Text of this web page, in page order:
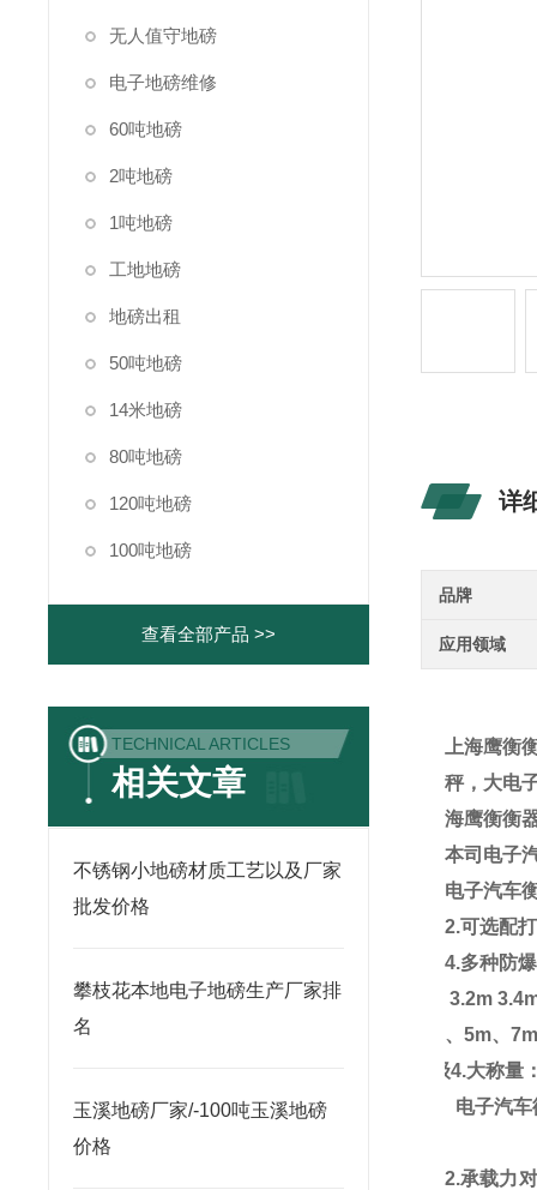
无人值守地磅
电子地磅维修
60吨地磅
2吨地磅
1吨地磅
工地地磅
地磅出租
50吨地磅
14米地磅
80吨地磅
120吨地磅
100吨地磅
查看全部产品 >>
TECHNICAL ARTICLES
相关文章
不锈钢小地磅材质工艺以及厂家
批发价格
攀枝花本地电子地磅生产厂家排
名
玉溪地磅厂家/-100吨玉溪地磅
价格
详
品牌
应用领域
上海鹰衡
秤，大电
海鹰衡衡
本司电子
电子汽车
2.可选配
4.多种防
3m 3.2m
、 5m、 7m
级4.大称量
四、电子汽
2.承载力